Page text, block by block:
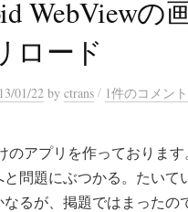
WebViewの
ロード
01/22 by ctrans / 1件のコメント
のアプリを作っておりま
と問題にぶつかる。たいて
るが、掲題ではまったの